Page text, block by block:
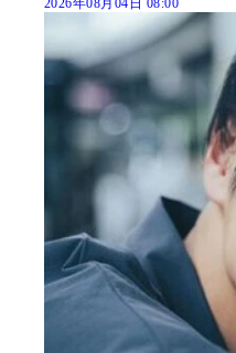
2026年08月04日 08:00